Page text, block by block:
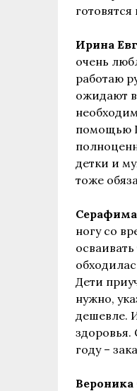
Ирина
очень
работаю
ожидают
помощью
детки и
тоже
ногу со
Дети
нужно,
дешевле.
здоровья.
году –
Вероника